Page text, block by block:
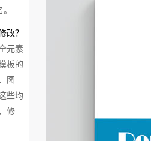
改？
元素
板的
图
些均
修